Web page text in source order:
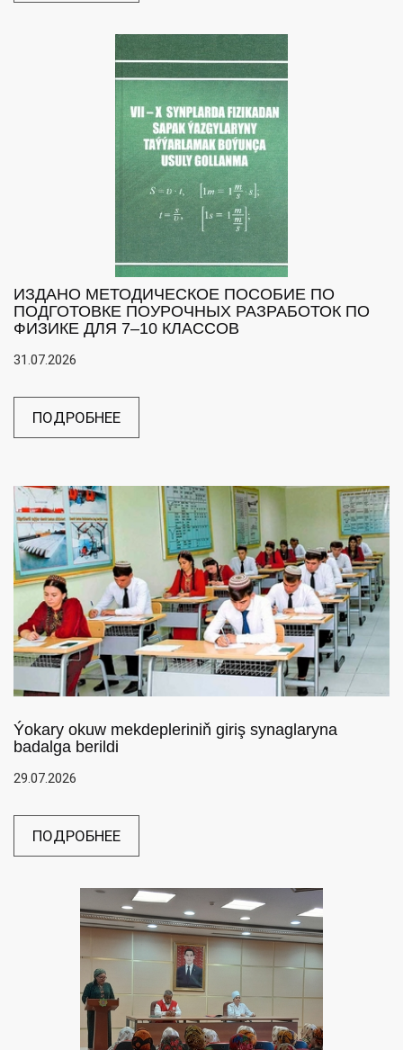
ИЗДАНО МЕТОДИЧЕСКОЕ ПОСОБИЕ ПО
ПОДГОТОВКЕ ПОУРОЧНЫХ РАЗРАБОТОК ПО
ФИЗИКЕ ДЛЯ 7–10 КЛАССОВ
31.07.2026
ПОДРОБНЕЕ
Ýokary okuw mekdepleriniň giriş synaglaryna
badalga berildi
29.07.2026
ПОДРОБНЕЕ